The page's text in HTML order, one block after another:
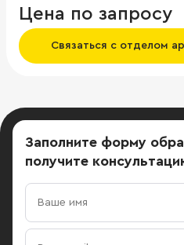
Цена по запросу
Связаться с отделом
Заполните форму
получите